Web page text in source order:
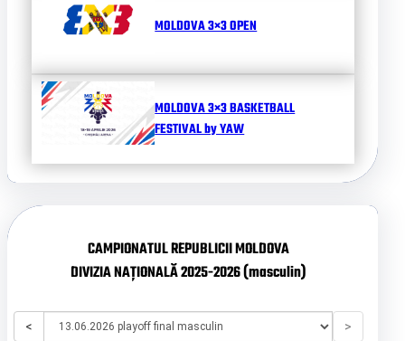
MOLDOVA 3×3 OPEN
MOLDOVA 3×3 BASKETBALL
FESTIVAL by YAW
CAMPIONATUL REPUBLICII MOLDOVA
DIVIZIA NAȚIONALĂ 2025-2026 (masculin)
< >